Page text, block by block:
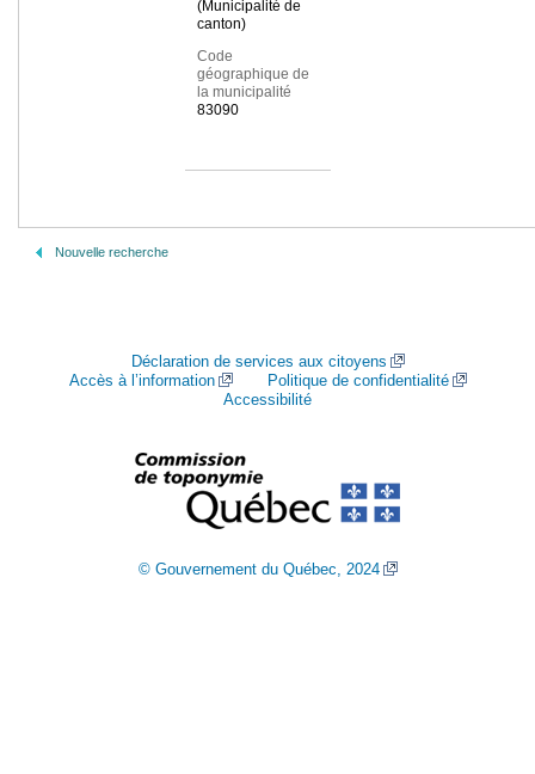
(Municipalité de
canton)
Code
géographique de
la municipalité
83090
Nouvelle recherche
Déclaration de services aux citoyens
Accès à l’information
Politique de confidentialité
Accessibilité
© Gouvernement du Québec, 2024